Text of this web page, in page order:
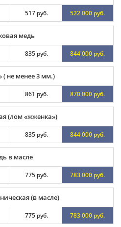
517 руб. 522 000 руб.
медь
835 руб. 844 000 руб.
( не менее 3 мм.)
861 руб. 870 000 руб.
(лом «жженка»)
835 руб. 844 000 руб.
в масле
775 руб. 783 000 руб.
(в масле)
775 руб. 783 000 руб.